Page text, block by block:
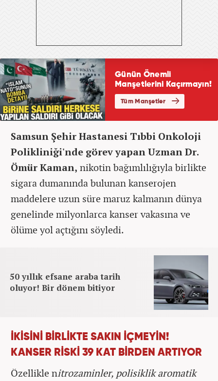
Samsun Şehir Hastanesi Tıbbi Onkoloji
Polikliniği'nde görev yapan Uzman Dr.
Ömür Kaman, nikotin bağımlılığıyla birlikte
sigara dumanında bulunan kanserojen
maddelere uzun süre maruz kalmanın dünya
genelinde milyonlarca kanser vakasına ve
ölüme yol açtığını söyledi.
50 yıllık efsane araba tarih
oluyor! Bir dönem bitiyor
İKİSİNİ BİRLİKTE SAKIN İÇMEYİN!
KANSER RİSKİ 39 KAT BİRDEN ARTIYOR
Özellikle nitrozaminler, polisiklik aromatik